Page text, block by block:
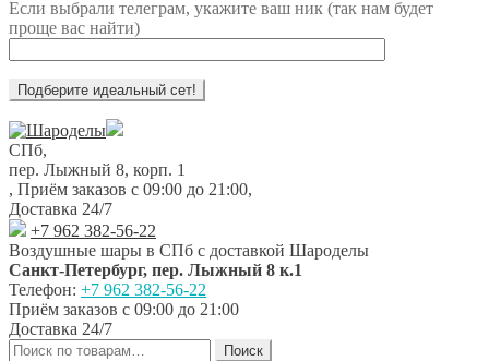
Если выбрали телеграм, укажите ваш ник (так нам будет
проще вас найти)
Перейти
к
навигации
Перейти
к
содержимому
СПб,
пер. Лыжный 8, корп. 1
, Приём заказов с 09:00 до 21:00,
Доставка 24/7
+7 962 382-56-22
Воздушные шары в СПб с доставкой Шароделы
Санкт-Петербург, пер. Лыжный 8 к.1
Телефон: +7 962 382-56-22
Приём заказов с 09:00 до 21:00
Доставка 24/7
Искать:
Поиск